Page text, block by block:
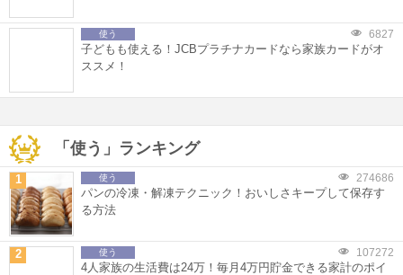
使う 6827
子どもも使える！JCBプラチナカードなら家族カードがオ
ススメ！
「使う」ランキング
1 使う 274686
パンの冷凍・解凍テクニック！おいしさキープして保存す
る方法
2 使う 107272
4人家族の生活費は24万！毎月4万円貯金できる家計のポイ